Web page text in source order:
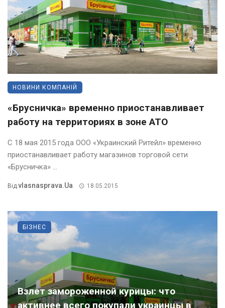
НОВИНИ КОМПАНІЙ
«Брусничка» временно приостанавливает
работу на территориях в зоне АТО
С 18 мая 2015 года ООО «Украинский Ритейл» временно
приостанавливает работу магазинов торговой сети
«Брусничка» ...
ВідVlasnasprava.ua 18.05.2015
Взлет замороженной курицы: что
активнее всего покупали украинцы в
БІЗНЕС